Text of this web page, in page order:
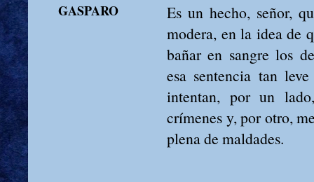
GASPARO
Es un hecho, señor,
modera, en la idea de
bañar en sangre los
esa sentencia tan
intentan, por un
crímenes y, por otro,
plena de maldades.